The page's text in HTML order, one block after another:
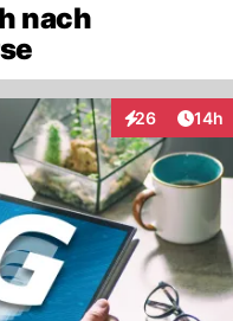
nach
26
Interaktionen
14h